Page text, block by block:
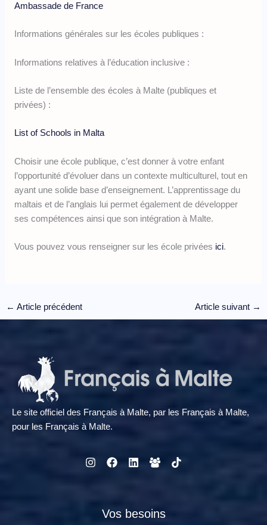
Ambassade de France
Informations générales sur les écoles publiques :
Informations relatives à l’éducation inclusive :
Liste de l’ensemble des écoles à Malte (publiques et
privées) :
List of Schools in Malta
Choisir une école publique, c’est donner à votre enfant
l’opportunité d’évoluer dans un contexte multiculturel, tout en
ayant une solide base d’enseignement. L’apprentissage du
maltais et de l’anglais lui permet également de développer
ses compétences ainsi que son intégration à Malte.
Vous pouvez vous renseigner sur les école privées ici.
← Article précédent Article suivant →
Le site officiel des Français à Malte, par les Français à Malte,
pour les Français à Malte.
Vos besoins